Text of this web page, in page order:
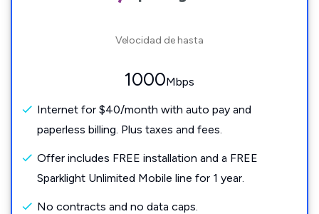
Velocidad de hasta
1000Mbps
Internet for $40/month with auto pay and
paperless billing. Plus taxes and fees.
Offer includes FREE installation and a FREE
Sparklight Unlimited Mobile line for 1 year.
No contracts and no data caps.